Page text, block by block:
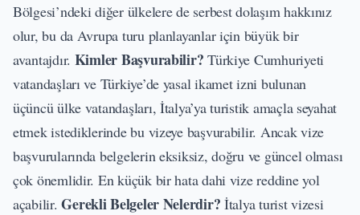
Bölgesi’ndeki diğer ülkelere de serbest dolaşım hakkınız
olur, bu da Avrupa turu planlayanlar için büyük bir
avantajdır. Kimler Başvurabilir? Türkiye Cumhuriyeti
vatandaşları ve Türkiye’de yasal ikamet izni bulunan
üçüncü ülke vatandaşları, İtalya’ya turistik amaçla seyahat
etmek istediklerinde bu vizeye başvurabilir. Ancak vize
başvurularında belgelerin eksiksiz, doğru ve güncel olması
çok önemlidir. En küçük bir hata dahi vize reddine yol
açabilir.Gerekli Belgeler Nelerdir? İtalya turist vizesi